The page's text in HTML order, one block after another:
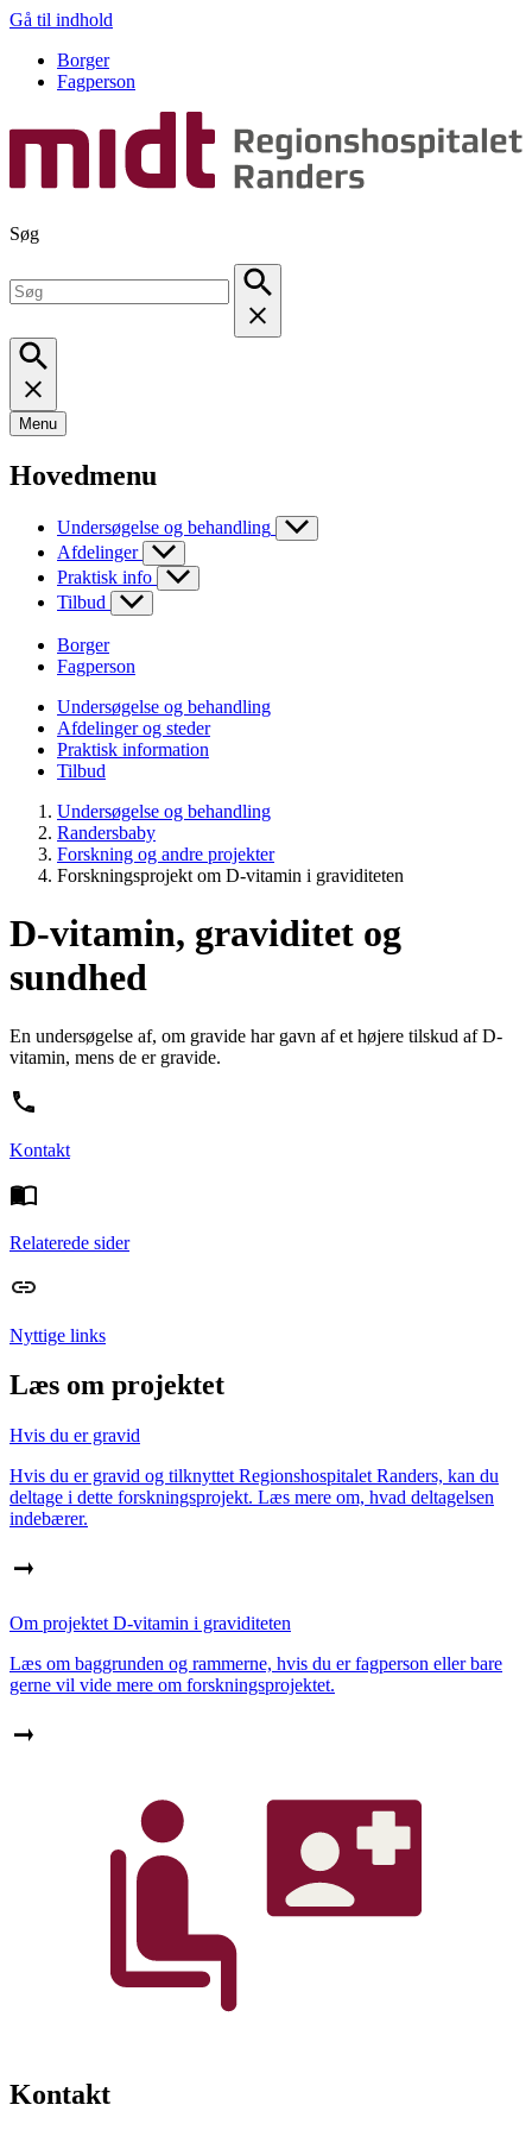
Gå til indhold
Borger
Fagperson
Søg
Menu
Hovedmenu
Undersøgelse og behandling
Afdelinger
Praktisk info
Tilbud
Borger
Fagperson
Undersøgelse og behandling
Afdelinger og steder
Praktisk information
Tilbud
Undersøgelse og behandling
Randersbaby
Forskning og andre projekter
Forskningsprojekt om D-vitamin i graviditeten
D-vitamin, graviditet og
sundhed
En undersøgelse af, om gravide har gavn af et højere tilskud af D-
vitamin, mens de er gravide.
Kontakt
Relaterede sider
Nyttige links
Læs om projektet
Hvis du er gravid
Hvis du er gravid og tilknyttet Regionshospitalet Randers, kan du
deltage i dette forskningsprojekt. Læs mere om, hvad deltagelsen
indebærer.
Om projektet D-vitamin i graviditeten
Læs om baggrunden og rammerne, hvis du er fagperson eller bare
gerne vil vide mere om forskningsprojektet.
Kontakt